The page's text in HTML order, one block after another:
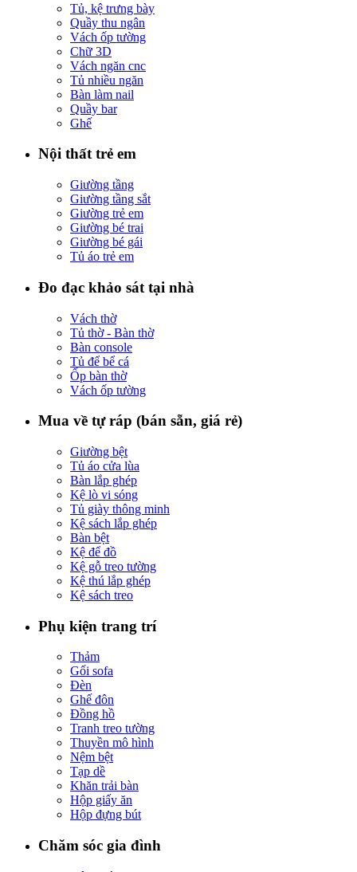
Tủ, kệ trưng bày
Quầy thu ngân
Vách ốp tường
Chữ 3D
Vách ngăn cnc
Tủ nhiều ngăn
Bàn làm nail
Quầy bar
Ghế
Nội thất trẻ em
Giường tầng
Giường tầng sắt
Giường trẻ em
Giường bé trai
Giường bé gái
Tủ áo trẻ em
Đo đạc khảo sát tại nhà
Vách thờ
Tủ thờ - Bàn thờ
Bàn console
Tủ để bể cá
Ốp bàn thờ
Vách ốp tường
Mua về tự ráp (bán sẵn, giá rẻ)
Giường bệt
Tủ áo cửa lùa
Bàn lắp ghép
Kệ lò vi sóng
Tủ giày thông minh
Kệ sách lắp ghép
Bàn bệt
Kệ để đồ
Kệ gỗ treo tường
Kệ thú lắp ghép
Kệ sách treo
Phụ kiện trang trí
Thảm
Gối sofa
Đèn
Ghế đôn
Đồng hồ
Tranh treo tường
Thuyền mô hình
Nệm bệt
Tạp dề
Khăn trải bàn
Hộp giấy ăn
Hộp đựng bút
Chăm sóc gia đình